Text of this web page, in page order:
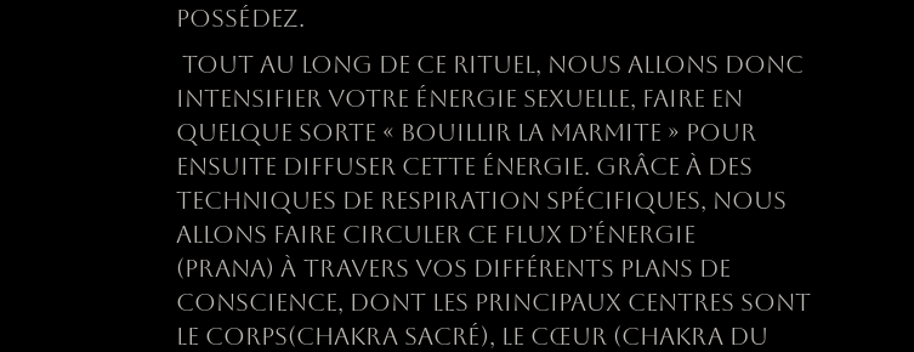
POSSÉDEZ.
TOUT AU LONG DE CE RITUEL, NOUS ALLONS DONC
INTENSIFIER VOTRE ÉNERGIE SEXUELLE, FAIRE EN
QUELQUE SORTE « BOUILLIR LA MARMITE » POUR
ENSUITE DIFFUSER CETTE ÉNERGIE. GRÂCE À DES
TECHNIQUES DE RESPIRATION SPÉCIFIQUES, NOUS
ALLONS FAIRE CIRCULER CE FLUX D’ÉNERGIE
(PRANA) À TRAVERS VOS DIFFÉRENTS PLANS DE
CONSCIENCE, DONT LES PRINCIPAUX CENTRES SONT
LE CORPS(CHAKRA SACRÉ), LE CŒUR (CHAKRA DU